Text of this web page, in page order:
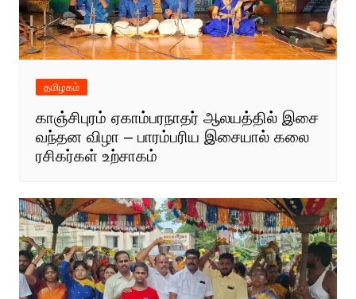
தமிழகம்
காஞ்சிபுரம் ஏகாம்பரநாதர் ஆலயத்தில் இசை
வந்தன விழா – பாரம்பரிய இசையால் கலை
ரசிகர்கள் உற்சாகம்